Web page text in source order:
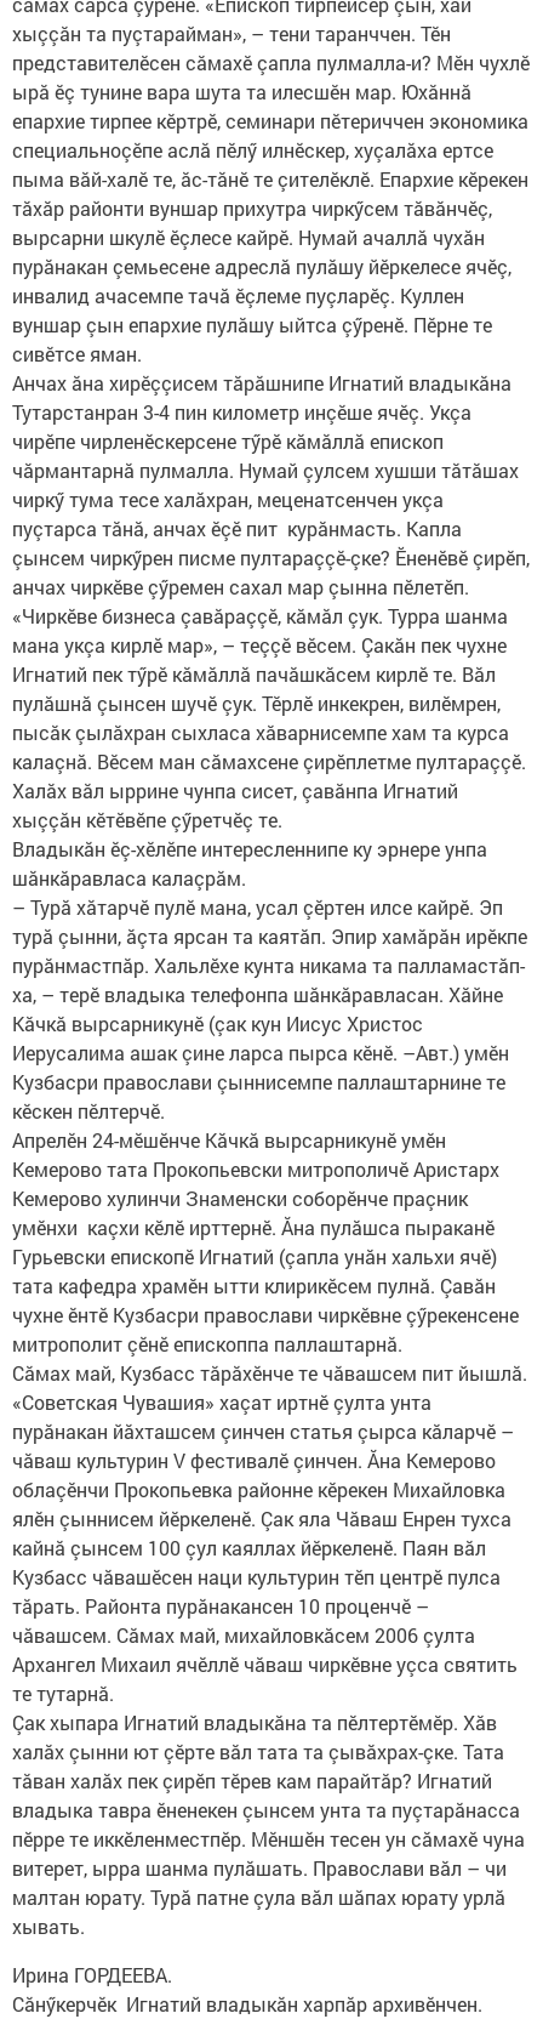
хыççăн та пуçтарайман», – тени таранччен. Тӗн
представителӗсен сăмахӗ çапла пулмалла-и? Мӗн чухлӗ
ырă ӗç тунине вара шута та илесшӗн мар. Юхăннă
епархие тирпее кӗртрӗ, семинари пӗтериччен экономика
специальноçӗпе аслă пӗлӳ илнӗскер, хуçалăха ертсе
пыма вăй-халӗ те, ăс-тăнӗ те çителӗклӗ. Епархие кӗрекен
тăхăр районти вуншар прихутра чиркӳсем тăвăнчӗç,
вырсарни шкулӗ ӗçлесе кайрӗ. Нумай ачаллă чухăн
пурăнакан çемьесене адреслă пулăшу йӗркелесе ячӗç,
инвалид ачасемпе тачă ӗçлеме пуçларӗç. Куллен
вуншар çын епархие пулăшу ыйтса çӳренӗ. Пӗрне те
сивӗтсе яман.
Анчах ăна хирӗççисем тăрăшнипе Игнатий владыкăна
Тутарстанран 3-4 пин километр инçӗше ячӗç. Укçа
чирӗпе чирленӗскерсене тӳрӗ кăмăллă епископ
чăрмантарнă пулмалла. Нумай çулсем хушши тăтăшах
чиркӳ тума тесе халăхран, меценатсенчен укçа
пуçтарса тăнă, анчах ӗçӗ пит курăнмасть. Капла
çынсем чиркӳрен писме пултараççӗ-çке? Ӗненӗвӗ çирӗп,
анчах чиркӗве çӳремен сахал мар çынна пӗлетӗп.
«Чиркӗве бизнеса çавăраççӗ, кăмăл çук. Турра шанма
мана укçа кирлӗ мар», – теççӗ вӗсем. Çакăн пек чухне
Игнатий пек тӳрӗ кăмăллă пачăшкăсем кирлӗ те. Вăл
пулăшнă çынсен шучӗ çук. Тӗрлӗ инкекрен, вилӗмрен,
пысăк çылăхран сыхласа хăварнисемпе хам та курса
калаçнă. Вӗсем ман сăмахсене çирӗплетме пултараççӗ.
Халăх вăл ыррине чунпа сисет, çавăнпа Игнатий
хыççăн кӗтӗвӗпе çӳретчӗç те.
Владыкăн ӗç-хӗлӗпе интересленнипе ку эрнере унпа
шăнкăравласа калаçрăм.
– Турă хăтарчӗ пулӗ мана, усал çӗртен илсе кайрӗ. Эп
турă çынни, ăçта ярсан та каятăп. Эпир хамăрăн ирӗкпе
пурăнмастпăр. Хальлӗхе кунта никама та палламастăп-
ха, – терӗ владыка телефонпа шăнкăравласан. Хăйне
Кăчкă вырсарникунӗ (çак кун Иисус Христос
Иерусалима ашак çине ларса пырса кӗнӗ. –Авт.) умӗн
Кузбасри православи çыннисемпе паллаштарнине те
кӗскен пӗлтерчӗ.
Апрелӗн 24-мӗшӗнче Кăчкă вырсарникунӗ умӗн
Кемерово тата Прокопьевски митрополичӗ Аристарх
Кемерово хулинчи Знаменски соборӗнче праçник
умӗнхи каçхи кӗлӗ ирттернӗ. Ăна пулăшса пыраканӗ
Гурьевски епископӗ Игнатий (çапла унăн хальхи ячӗ)
тата кафедра храмӗн ытти клирикӗсем пулнă. Çавăн
чухне ӗнтӗ Кузбасри православи чиркӗвне çӳрекенсене
митрополит çӗнӗ епископпа паллаштарнă.
Сăмах май, Кузбасс тăрăхӗнче те чăвашсем пит йышлă.
«Советская Чувашия» хаçат иртнӗ çулта унта
пурăнакан йăхташсем çинчен статья çырса кăларчӗ –
чăваш культурин V фестивалӗ çинчен. Ăна Кемерово
облаçӗнчи Прокопьевка районне кӗрекен Михайловка
ялӗн çыннисем йӗркеленӗ. Çак яла Чăваш Енрен тухса
кайнă çынсем 100 çул каяллах йӗркеленӗ. Паян вăл
Кузбасс чăвашӗсен наци культурин тӗп центрӗ пулса
тăрать. Районта пурăнакансен 10 проценчӗ –
чăвашсем. Сăмах май, михайловкăсем 2006 çулта
Архангел Михаил ячӗллӗ чăваш чиркӗвне уçса святить
те тутарнă.
Çак хыпара Игнатий владыкăна та пӗлтертӗмӗр. Хăв
халăх çынни ют çӗрте вăл тата та çывăхрах-çке. Тата
тăван халăх пек çирӗп тӗрев кам парайтăр? Игнатий
владыка тавра ӗненекен çынсем унта та пуçтарăнасса
пӗрре те иккӗленместпӗр. Мӗншӗн тесен ун сăмахӗ чуна
витерет, ырра шанма пулăшать. Православи вăл – чи
малтан юрату. Турă патне çула вăл шăпах юрату урлă
хывать.
Ирина ГОРДЕЕВА.
Сăнӳкерчӗк Игнатий владыкăн харпăр архивӗнчен.